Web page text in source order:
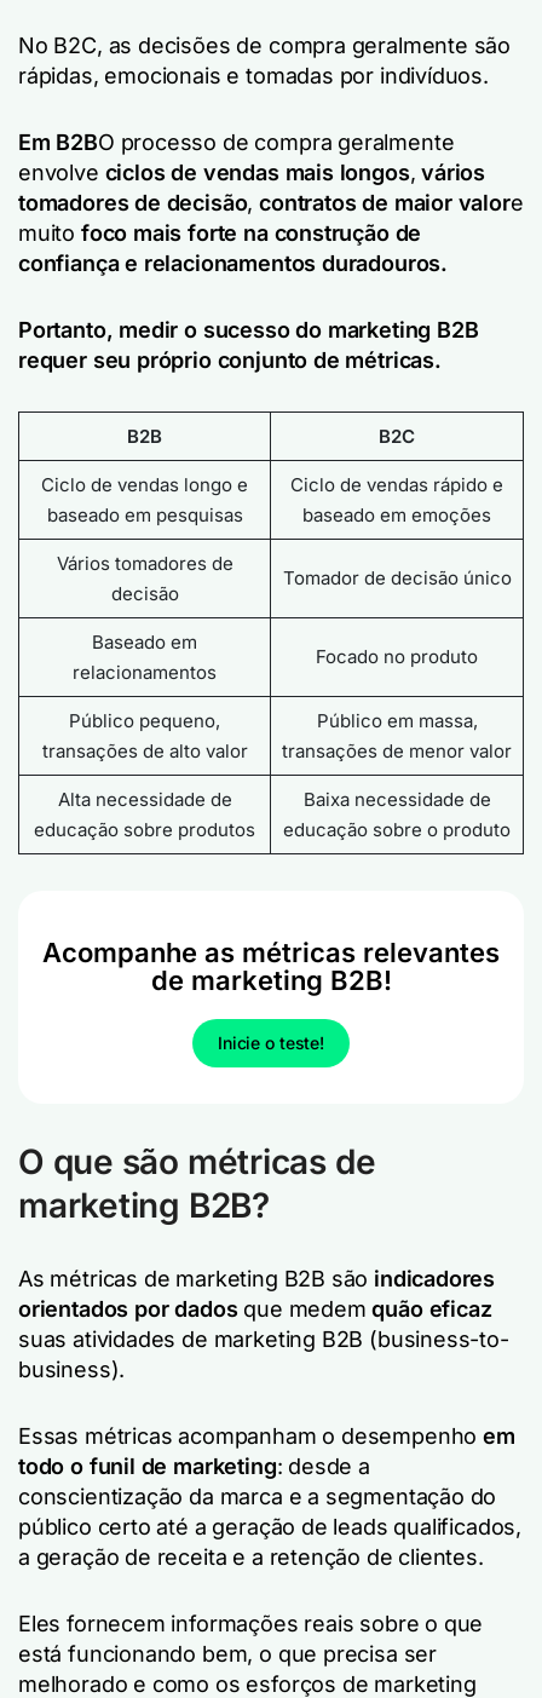
No B2C, as decisões de compra geralmente são
rápidas, emocionais e tomadas por indivíduos.
Em B2BO processo de compra geralmente
envolve ciclos de vendas mais longos,vários
tomadores de decisão,contratos de maior valore
muito foco mais forte na construção de
confiança e relacionamentos duradouros.
Portanto, medir o sucesso do marketing B2B
requer seu próprio conjunto de métricas.
B2B B2C
Ciclo de vendas longo e
baseado em pesquisas
Ciclo de vendas rápido e
baseado em emoções
Vários tomadores de
decisão
Tomador de decisão único
Baseado em
relacionamentos
Focado no produto
Público pequeno,
transações de alto valor
Público em massa,
transações de menor valor
Alta necessidade de
educação sobre produtos
Baixa necessidade de
educação sobre o produto
Acompanhe as métricas relevantes
de marketing B2B!
Inicie o teste!
O que são métricas de
marketing B2B?
As métricas de marketing B2B são indicadores
orientados por dados que medemquão eficaz
suas atividades de marketing B2B (business-to-
business).
Essas métricas acompanham o desempenho em
todo o funil de marketing: desde a
conscientização da marca e a segmentação do
público certo até a geração de leads qualificados,
a geração de receita e a retenção de clientes.
Eles fornecem informações reais sobre o que
está funcionando bem, o que precisa ser
melhorado e como os esforços de marketing